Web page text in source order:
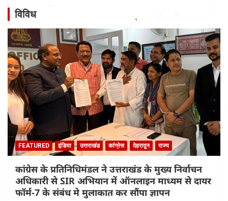
विविध
FEATURED इंडिया उत्तराखंड कांग्रेस देहरादून राज्य
कांग्रेस के प्रतिनिधिमंडल ने उत्तराखंड के मुख्य निर्वाचन
अधिकारी से SIR अभियान में ऑनलाइन माध्यम से दायर
फॉर्म-7 के संबंध मे मुलाकात कर सौंपा ज्ञापन